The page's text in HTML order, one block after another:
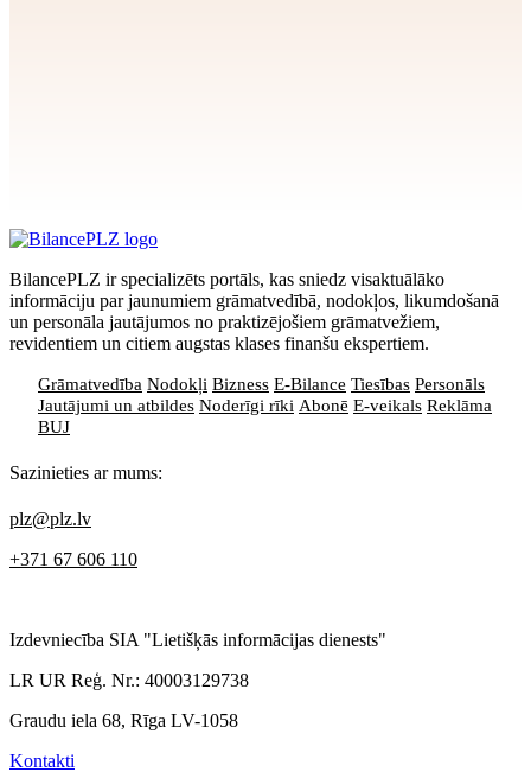
BilancePLZ ir specializēts portāls, kas sniedz visaktuālāko
informāciju par jaunumiem grāmatvedībā, nodokļos, likumdošanā
un personāla jautājumos no praktizējošiem grāmatvežiem,
revidentiem un citiem augstas klases finanšu ekspertiem.
Grāmatvedība Nodokļi Bizness E-Bilance Tiesības Personāls
Jautājumi un atbildes Noderīgi rīki Abonē E-veikals Reklāma
BUJ
Sazinieties ar mums:
plz@plz.lv
+371 67 606 110
Izdevniecība SIA "Lietišķās informācijas dienests"
LR UR Reģ. Nr.: 40003129738
Graudu iela 68, Rīga LV-1058
Kontakti